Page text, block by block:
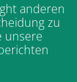
anderen
zu
unsere